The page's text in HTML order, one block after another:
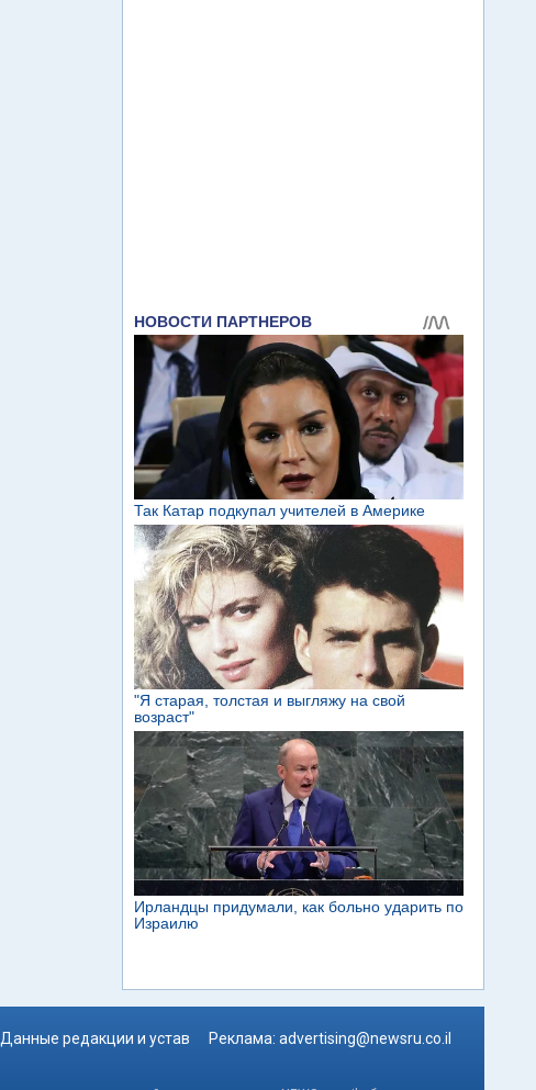
Данные редакции и устав Реклама: advertising@newsru.co.il